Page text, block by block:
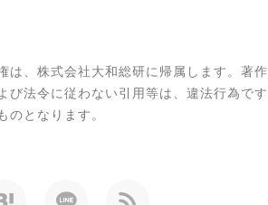
は、株式会社大和総研に帰属します。著
び法令に従わない引用等は、違法行為で
のとなります。